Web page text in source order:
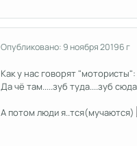
Опубликовано:9 ноября 20196 г
Как у нас говорят "мотористы":
Да чё там.....зуб туда....зуб
А потом люди я..тся(мучаются)